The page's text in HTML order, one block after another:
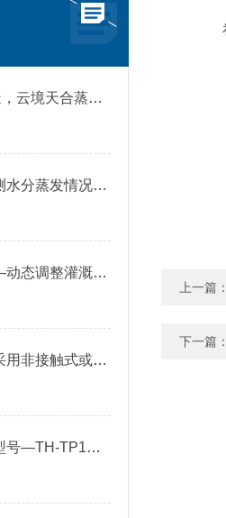
采用304不锈钢打造，云境天合蒸发量传感器具备耐腐蚀+抗起锈双重实用属性
蒸发量传感器—监测水分蒸发情况，为植物提供适宜的水分环境
称重式水面蒸发器—动态调整灌溉计划、优化灌溉制度，提高水资源利用效率
液面蒸发传感器—采用非接触式或接触式测量技术，实时跟踪液面高度变化
土壤酸碱度传感器型号—TH-TP1可用于研究土壤的形成、发育、演化过程
上一篇
下一篇